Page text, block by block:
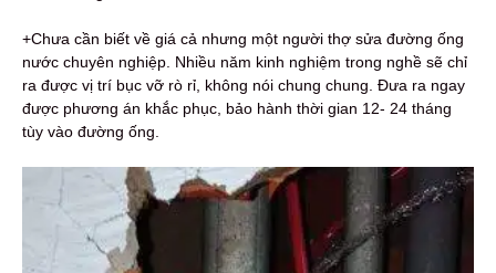
+Chưa cần biết về giá cả nhưng một người thợ sửa đường ống
nước chuyên nghiệp. Nhiều năm kinh nghiệm trong nghề sẽ chỉ
ra được vị trí bục vỡ rò rỉ, không nói chung chung. Đưa ra ngay
được phương án khắc phục, bảo hành thời gian 12- 24 tháng
tùy vào đường ống.